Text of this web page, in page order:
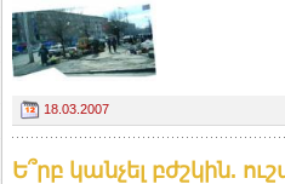
18.03.2007
Ե՞րբ կանչել բժշկին.